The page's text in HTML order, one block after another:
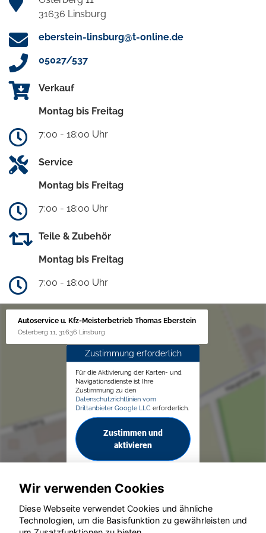
31636 Linsburg
eberstein-linsburg@t-online.de
05027/537
Verkauf
Montag bis Freitag
7:00 - 18:00 Uhr
Service
Montag bis Freitag
7:00 - 18:00 Uhr
Teile & Zubehör
Montag bis Freitag
7:00 - 18:00 Uhr
Autoservice u. Kfz-Meisterbetrieb Thomas Eberstein
Osterberg 11, 31636 Linsburg
Zustimmung erforderlich
Für die Aktivierung der Karten- und
Navigationsdienste ist Ihre
Zustimmung zu den
Datenschutzrichtlinien vom
Drittanbieter Google LLC erforderlich.
Zustimmen und
aktivieren
Wir verwenden Cookies
Diese Webseite verwendet Cookies und ähnliche
Technologien, um die Basisfunktion zu gewährleisten und